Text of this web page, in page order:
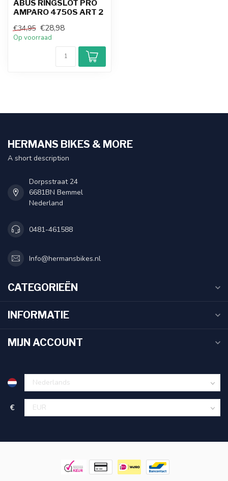
ABUS RINGSLOT PRO
AMPARO 4750S ART 2
€34,95 €28,98
Op voorraad
HERMANS BIKES & MORE
A short description
Dorpsstraat 24
6681BN Bemmel
Nederland
0481-461588
Info@hermansbikes.nl
CATEGORIEËN
INFORMATIE
MIJN ACCOUNT
€